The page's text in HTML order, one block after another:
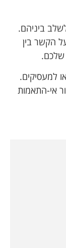
ביניהם.
הקשר בין
שלכם.
למעסיקים.
אי-התאמות